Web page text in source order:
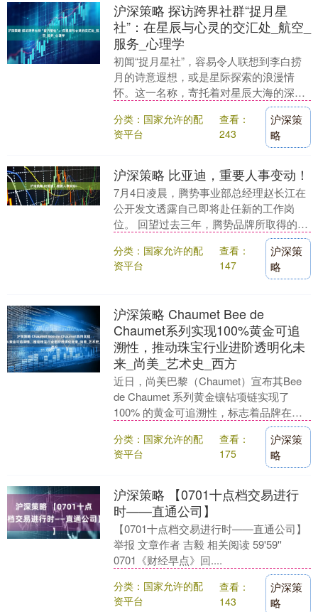
沪深策略 探访跨界社群“捉月星
社”：在星辰与心灵的交汇处_航空_
服务_心理学
初闻“捉月星社”，容易令人联想到李白捞
月的诗意遐想，或是星际探索的浪漫情
怀。这一名称，寄托着对星辰大海的深切
向往。然而，捉月星社的内涵远不止于
此。 ��� 独特....
分类：国家允许的配
资平台
查看：
243
沪深策
略
沪深策略 比亚迪，重要人事变动！
7月4日凌晨，腾势事业部总经理赵长江在
公开发文透露自己即将赴任新的工作岗
位。 回望过去三年，腾势品牌所取得的成
绩，他表示：全体腾势人传承艰苦创业、
勇于挑战、敢于....
分类：国家允许的配
资平台
查看：
147
沪深策
略
沪深策略 Chaumet Bee de
Chaumet系列实现100%黄金可追
溯性，推动珠宝行业进阶透明化未
来_尚美_艺术史_西方
近日，尚美巴黎（Chaumet）宣布其Bee
de Chaumet 系列黄金镶钻项链实现了
100% 的黄金可追溯性，标志着品牌在可
持续发展和透明度方面迈出了重....
分类：国家允许的配
资平台
查看：
175
沪深策
略
沪深策略 【0701十点档交易进行
时——直通公司】
【0701十点档交易进行时——直通公司】
举报 文章作者 吉毅 相关阅读 59'59''
0701《财经早点》回....
分类：国家允许的配
资平台
查看：
143
沪深策
略